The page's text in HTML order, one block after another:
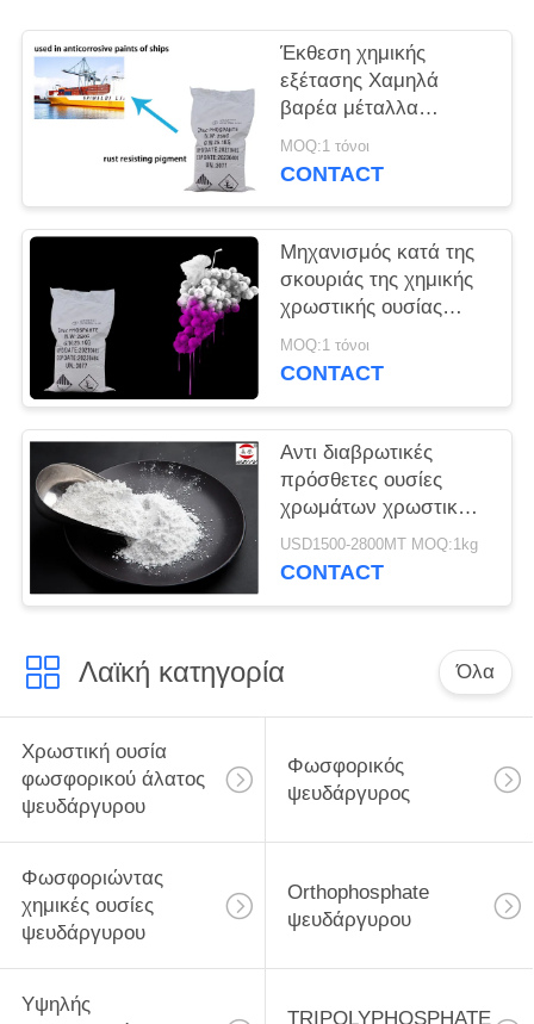
POLICY
Έκθεση χημικής
εξέτασης Χαμηλά
βαρέα μέταλλα
ψευδάργυρο
φωσφορικά
MOQ:1 τόνοι
CONTACT
Μηχανισμός κατά της
σκουριάς της χημικής
χρωστικής ουσίας
φωσφορικού
ψευδαργύρου για την
μετάλλων
MOQ:1 τόνοι
CONTACT
Αντι διαβρωτικές
πρόσθετες ουσίες
χρωμάτων χρωστικών
ουσιών φωσφορικού
άλατος ψευδάργυρου
USD1500-2800MT MOQ:1kg
CONTACT
Λαϊκή κατηγορία Όλα
Χρωστική ουσία
φωσφορικού άλατος
ψευδάργυρου
Φωσφορικός
ψευδάργυρος
Φωσφοριώντας
χημικές ουσίες
ψευδάργυρου
Orthophosphate
ψευδάργυρου
Υψηλής
TRIPOLYPHOSPHATE